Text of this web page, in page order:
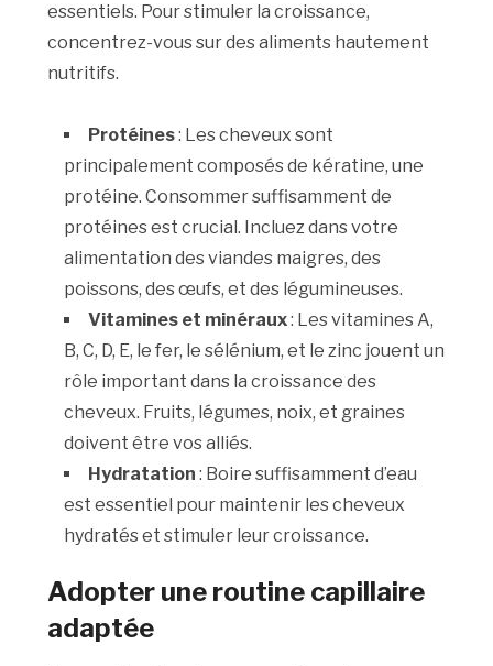
essentiels. Pour stimuler la croissance,
concentrez-vous sur des aliments hautement
nutritifs.
Protéines: Les cheveux sont
principalement composés de kératine, une
protéine. Consommer suffisamment de
protéines est crucial. Incluez dans votre
alimentation des viandes maigres, des
poissons, des œufs, et des légumineuses.
Vitamines et minéraux: Les vitamines A,
B, C, D, E, le fer, le sélénium, et le zinc jouent un
rôle important dans la croissance des
cheveux. Fruits, légumes, noix, et graines
doivent être vos alliés.
Hydratation : Boire suffisamment d’eau
est essentiel pour maintenir les cheveux
hydratés et stimuler leur croissance.
Adopter une routine capillaire
adaptée